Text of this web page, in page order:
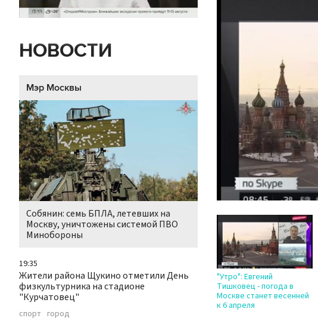
НОВОСТИ
Мэр Москвы
Собянин: семь БПЛА, летевших на
Москву, уничтожены системой ПВО
Минобороны
19:35
Жители района Щукино отметили День
физкультурника на стадионе
"Курчатовец"
спорт город
"Утро": Евгений
Тишковец - погода в
Москве станет весенней
к 6 апреля